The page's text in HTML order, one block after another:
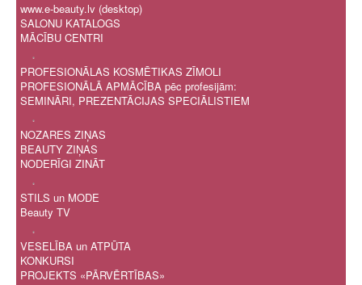
www.e-beauty.lv (desktop)
SALONU KATALOGS
MĀCĪBU CENTRI
.
PROFESIONĀLAS KOSMĒTIKAS ZĪMOLI
PROFESIONĀLĀ APMĀCĪBA pēc profesijām:
SEMINĀRI, PREZENTĀCIJAS SPECIĀLISTIEM
.
NOZARES ZIŅAS
BEAUTY ZIŅAS
NODERĪGI ZINĀT
.
STILS un MODE
Beauty TV
.
VESELĪBA un ATPŪTA
KONKURSI
PROJEKTS «PĀRVĒRTĪBAS»